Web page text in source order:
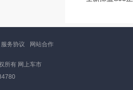
服务协议 网站合作
所有 网上车市